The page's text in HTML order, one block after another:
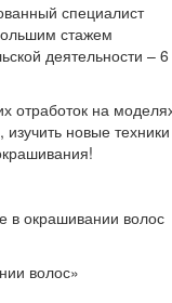
специалист
стажем
деятельности – 6
отработок на
новые
окрашивании волос
волос»